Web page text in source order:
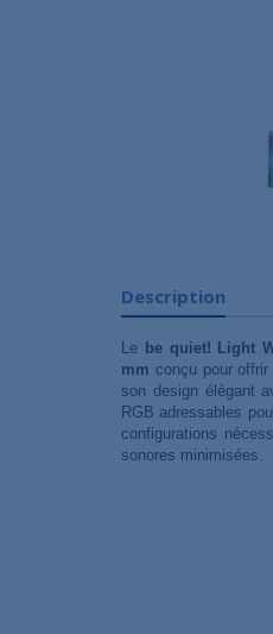
Description
Le be quiet! Light
mm conçu pour
son design élégant
RGB adressables
configurations
sonores minimisées.